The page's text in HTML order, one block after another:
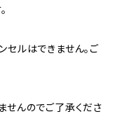
セルはできません。ご
せんのでご了承くださ